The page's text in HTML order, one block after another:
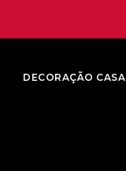
DECORAÇÃO CASA